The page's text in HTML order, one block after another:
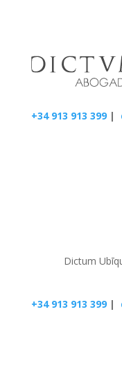
+34 913 913 399|
Dictum
+34 913 913 399|